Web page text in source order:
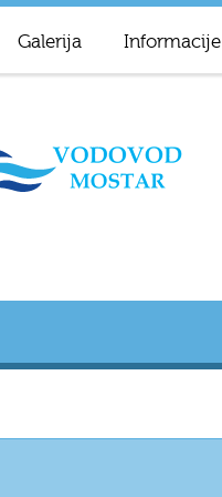
Galerija Informacije